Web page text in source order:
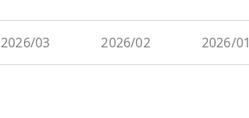
2026/03 2026/02 2026/01